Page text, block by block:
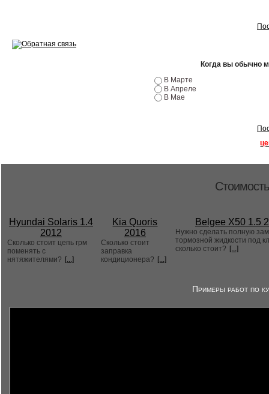
Когда вы обычно
В Марте
В Апреле
В Мае
Hyundai Solaris 1.4
2012
Сколько стоит цепь грм
поменять с
нятяжителями? [...]
Kia Quoris
2016
Сколько стоит
заправка
кондиционера? [...]
Belgee X50 1.5
Нужно сделать полную
тормозной жидкости под
сколько стоит? [...]
Примеры работ по